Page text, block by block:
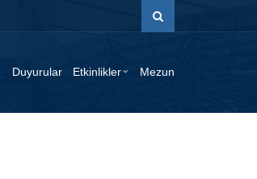
Duyurular Etkinlikler Mezun